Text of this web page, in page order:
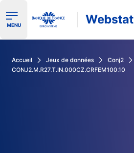
Ouvrir le menu de navigation
MENU Webstat
Accueil Jeux de données
Conj2
CONJ2.M.R27.T.IN.000CZ.CRFEM100.10